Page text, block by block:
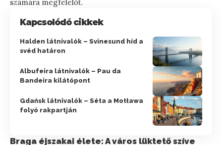
számára megfelelőt.
Kapcsolódó cikkek
Halden látnivalók – Svinesund híd a
svéd határon
Albufeira látnivalók – Pau da
Bandeira kilátópont
Gdańsk látnivalók – Séta a Motława
folyó rakpartján
Braga éjszakai élete: A város lüktető szíve